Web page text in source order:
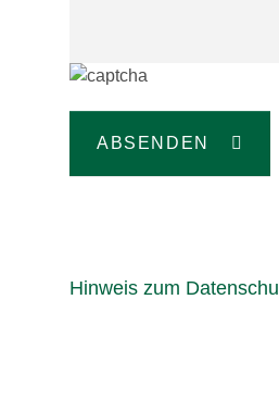
ABSENDEN
Hinweis zum